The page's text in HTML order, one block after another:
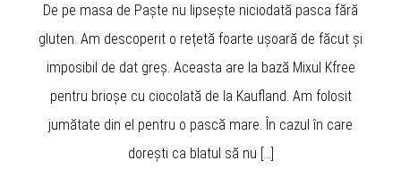
De pe masa de Paște nu lipsește niciodată pasca fără
gluten. Am descoperit o rețetă foarte ușoară de făcut și
imposibil de dat greș. Aceasta are la bază Mixul Kfree
pentru brioșe cu ciocolată de la Kaufland. Am folosit
jumătate din el pentru o pască mare. În cazul în care
dorești ca blatul să nu […]